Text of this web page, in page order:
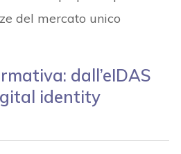
del mercato unico
dall’eIDAS
identity